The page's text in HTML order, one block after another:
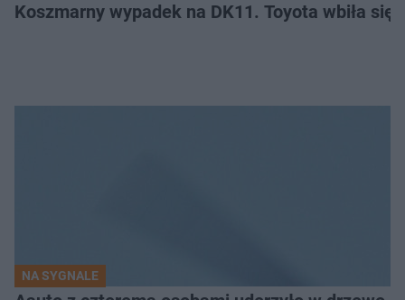
Koszmarny wypadek na DK11. Toyota wbiła się
NA SYGNALE